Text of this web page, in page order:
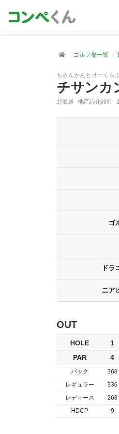
ゴルフ場一覧
ちさんかんとりーくら
チサンカ
北海道 地産緑化設計
ゴ
ドラ
ニア
OUT
HOLE 1
PAR
4
バック 368
レギュラー
336
レディース
268
HDCP
9